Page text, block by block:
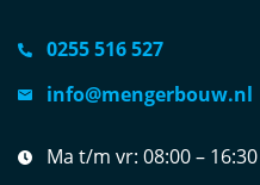
0255 516 527
info@mengerbouw.nl
Ma t/m vr: 08:00 – 16:30